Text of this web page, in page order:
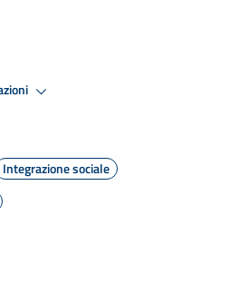
Integrazione sociale